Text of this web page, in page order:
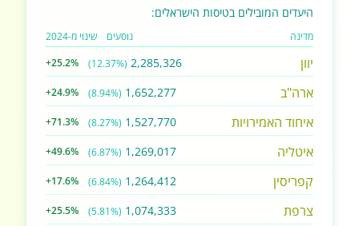
היעדים המובילים בטיסות הישראלים:
מדינה נוסעים שינוי מ-2024
יוון 2,285,326
(12.37%)
+25.2%
ארה"ב 1,652,277
(8.94%)
+24.9%
איחוד האמירויות 1,527,770
(8.27%)
+71.3%
איטליה 1,269,017
(6.87%)
+49.6%
קפריסין 1,264,412
(6.84%)
+17.6%
צרפת 1,074,333
(5.81%)
+25.5%